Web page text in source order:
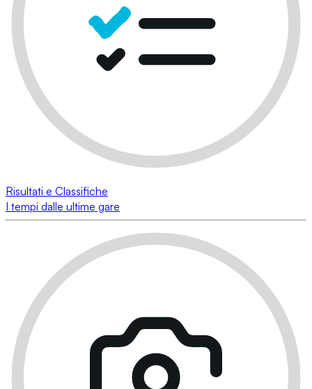
Risultati e Classifiche
I tempi dalle ultime gare